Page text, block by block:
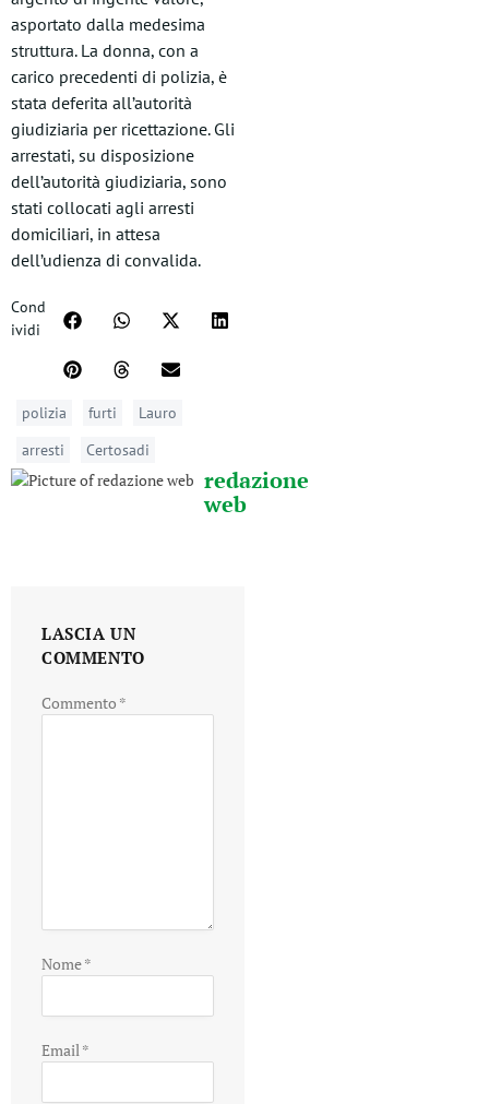
asportato dalla medesima
struttura. La donna, con a
carico precedenti di polizia, è
stata deferita all’autorità
giudiziaria per ricettazione. Gli
arrestati, su disposizione
dell’autorità giudiziaria, sono
stati collocati agli arresti
domiciliari, in attesa
dell’udienza di convalida.
Cond
ividi
polizia furti
Lauro
arresti
Certosadi
redazione
web
LASCIA UN
COMMENTO
Commento *
Nome*
Email *